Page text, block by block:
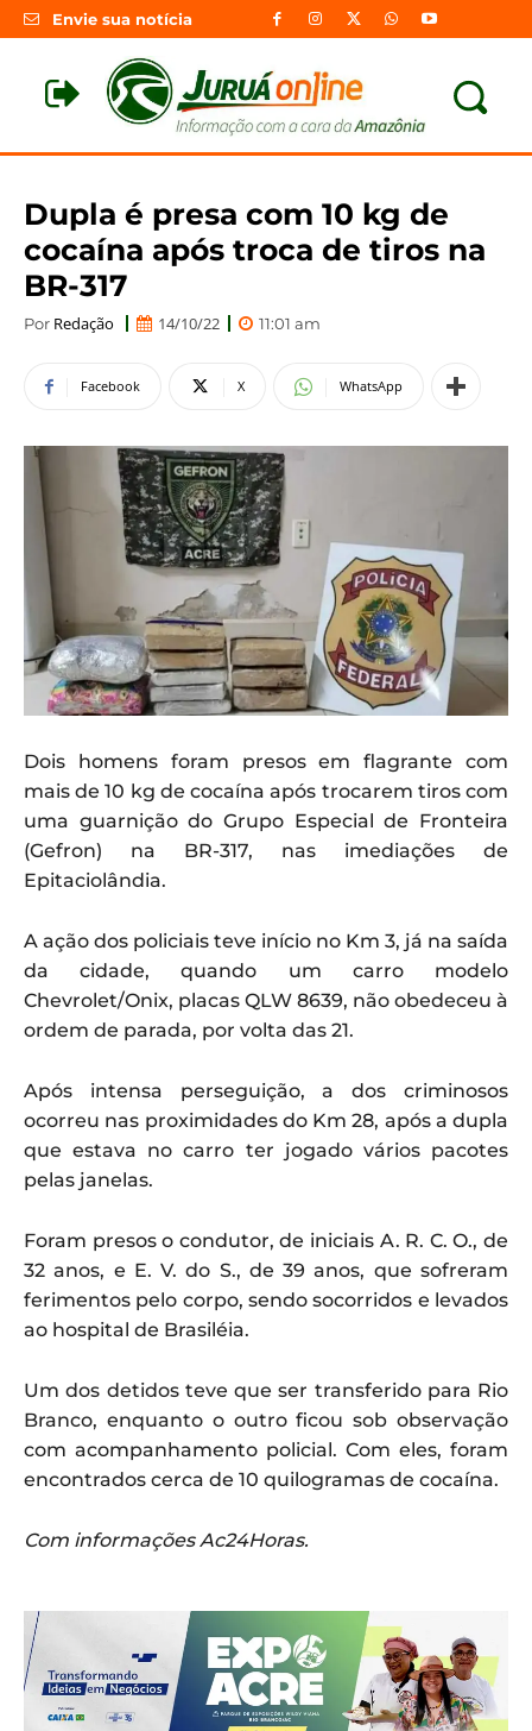
Envie sua notícia
Dupla é presa com 10 kg de
cocaína após troca de tiros na
BR-317
Por Redação 14/10/22 11:01 am
Facebook X WhatsApp
Dois homens foram presos em flagrante com
mais de 10 kg de cocaína após trocarem tiros com
uma guarnição do Grupo Especial de Fronteira
(Gefron) na BR-317, nas imediações de
Epitaciolândia.
A ação dos policiais teve início no Km 3, já na saída
da cidade, quando um carro modelo
Chevrolet/Onix, placas QLW 8639, não obedeceu à
ordem de parada, por volta das 21.
Após intensa perseguição, a dos criminosos
ocorreu nas proximidades do Km 28, após a dupla
que estava no carro ter jogado vários pacotes
pelas janelas.
Foram presos o condutor, de iniciais A. R. C. O., de
32 anos, e E. V. do S., de 39 anos, que sofreram
ferimentos pelo corpo, sendo socorridos e levados
ao hospital de Brasiléia.
Um dos detidos teve que ser transferido para Rio
Branco, enquanto o outro ficou sob observação
com acompanhamento policial. Com eles, foram
encontrados cerca de 10 quilogramas de cocaína.
Com informações Ac24Horas.